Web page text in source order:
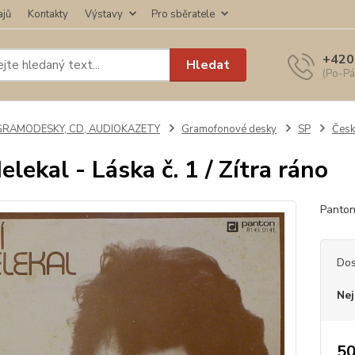
Kontakty Výstavy Pro sběratele
Hledat (Po-
CD, AUDIOKAZETY Gramofonové desky SP
- Láska č. 1 / Zítra ráno